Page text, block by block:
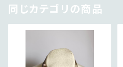
同じカテゴリの商品